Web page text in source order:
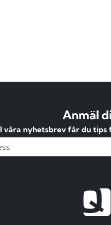
Anmäl
I våra nyhetsbrev får du tips